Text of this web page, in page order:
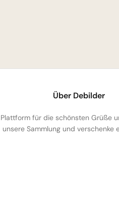
Über Debilder
für die schönsten Grüße
unsere Sammlung und verschenke